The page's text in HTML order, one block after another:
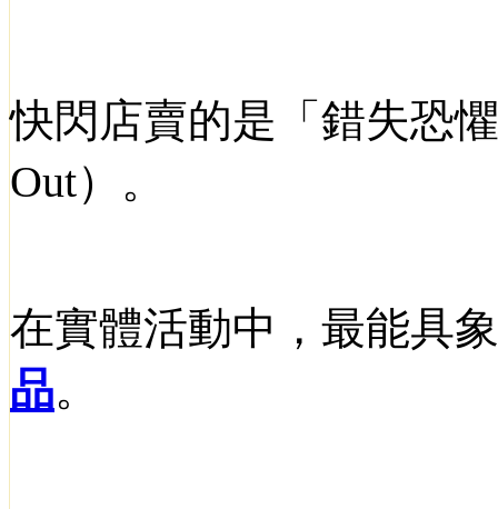
快閃店賣的是「錯失恐
Out）。
在實體活動中，最能具
品。